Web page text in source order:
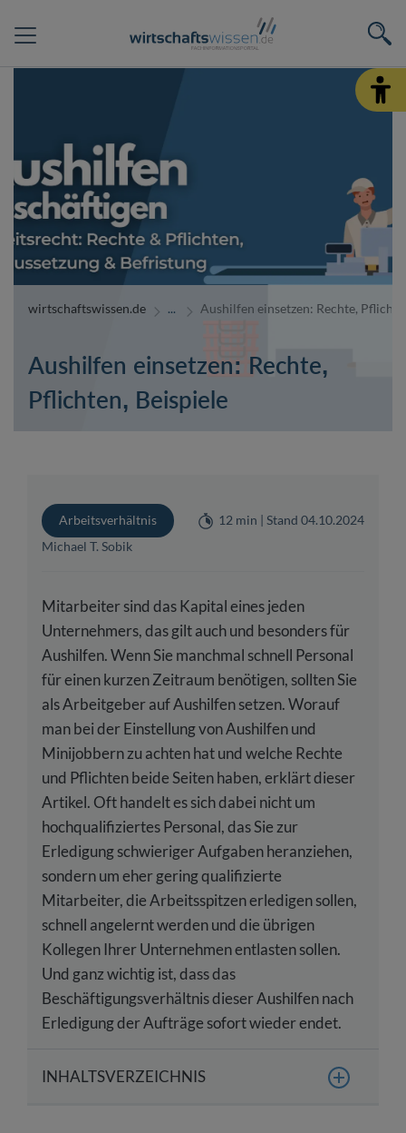
wirtschaftswissen.de Aushilfen einsetzen: Rechte,
Aushilfen einsetzen: Rechte,
Pflichten, Beispiele
Arbeitsverhältnis
12 min | Stand 04.10.2024
Michael T. Sobik
Mitarbeiter sind das Kapital eines jeden
Unternehmers, das gilt auch und besonders für
Aushilfen. Wenn Sie manchmal schnell Personal
für einen kurzen Zeitraum benötigen, sollten Sie
als Arbeitgeber auf Aushilfen setzen. Worauf
man bei der Einstellung von Aushilfen und
Minijobbern zu achten hat und welche Rechte
und Pflichten beide Seiten haben, erklärt dieser
Artikel. Oft handelt es sich dabei nicht um
hochqualifiziertes Personal, das Sie zur
Erledigung schwieriger Aufgaben heranziehen,
sondern um eher gering qualifizierte
Mitarbeiter, die Arbeitsspitzen erledigen sollen,
schnell angelernt werden und die übrigen
Kollegen Ihrer Unternehmen entlasten sollen.
Und ganz wichtig ist, dass das
Beschäftigungsverhältnis dieser Aushilfen nach
Erledigung der Aufträge sofort wieder endet.
INHALTSVERZEICHNIS